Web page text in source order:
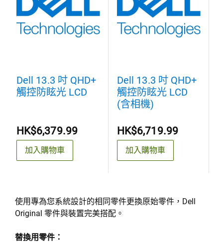
Dell 13.3 吋 QHD+
觸控防眩光 LCD
HK$6,379.99
加入購物車
Dell 13.3 吋 QHD+
觸控防眩光 LCD
(含相機)
HK$6,719.99
加入購物車
使用專為您系統設計的相同零件更換原始零件，Dell
Original 零件與裝置完美搭配。
替換用零件：